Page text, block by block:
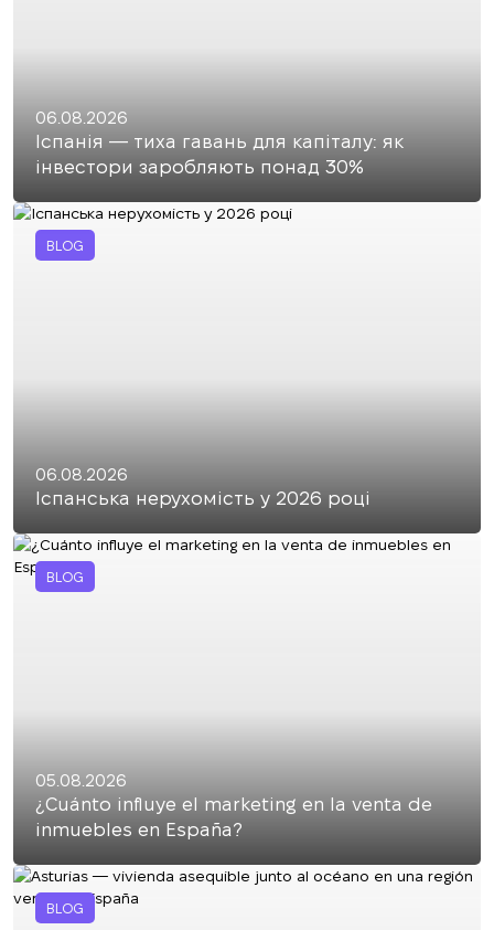
06.08.2026
Іспанія — тиха гавань для капіталу: як
інвестори заробляють понад 30%
BLOG
06.08.2026
Іспанська нерухомість у 2026 році
BLOG
05.08.2026
¿Cuánto influye el marketing en la venta de
inmuebles en España?
BLOG